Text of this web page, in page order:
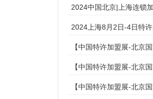
2024中国北京|上海连锁
2024上海8月2日-4日特
【中国特许加盟展-北京
【中国特许加盟展-北京
【中国特许加盟展-北京